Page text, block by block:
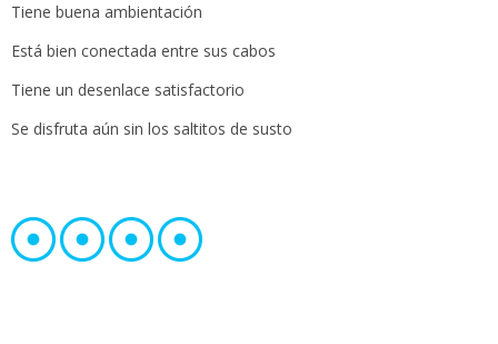
Tiene buena ambientación
Está bien conectada entre sus cabos
Tiene un desenlace satisfactorio
Se disfruta aún sin los saltitos de susto